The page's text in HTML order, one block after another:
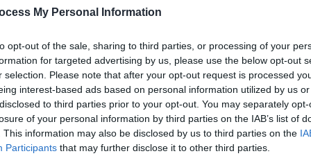
My Personal Information
opt-out of the sale, sharing to third parties, or processing of your
for targeted advertising by us, please use the below opt-out
selection. Please note that after your opt-out request is processed
interest-based ads based on personal information utilized by us
to third parties prior to your opt-out. You may separately
of your personal information by third parties on the IAB’s list of
This information may also be disclosed by us to third parties on the
Participants that may further disclose it to other third parties.
το ΕΘΝΟΣ στη Google
και διεκόπη η δίκη τουΕπαμεινώνδα
Λαμίας.
συνήγοροι της οικογένειας του
και Ζωή